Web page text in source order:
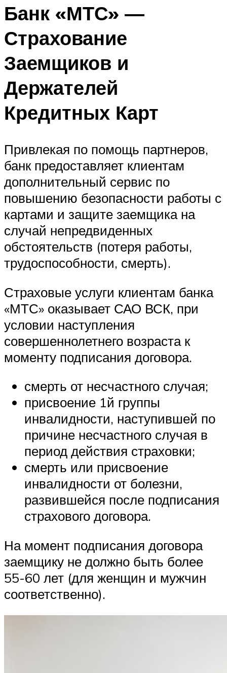
Банк «МТС» —
Страхование
Заемщиков и
Держателей
Кредитных Карт
Привлекая по помощь партнеров,
банк предоставляет клиентам
дополнительный сервис по
повышению безопасности работы с
картами и защите заемщика на
случай непредвиденных
обстоятельств (потеря работы,
трудоспособности, смерть).
Страховые услуги клиентам банка
«МТС» оказывает САО ВСК, при
условии наступления
совершеннолетнего возраста к
моменту подписания договора.
смерть от несчастного случая;
присвоение 1й группы
инвалидности, наступившей по
причине несчастного случая в
период действия страховки;
смерть или присвоение
инвалидности от болезни,
развившейся после подписания
страхового договора.
На момент подписания договора
заемщику не должно быть более
55-60 лет (для женщин и мужчин
соответственно).